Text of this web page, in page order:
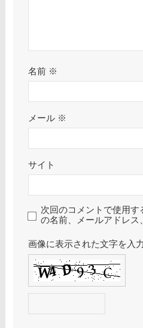
名前 ※
メール ※
サイト
次回のコメントで使用
の名前、メールアドレス
画像に表示された文字を入